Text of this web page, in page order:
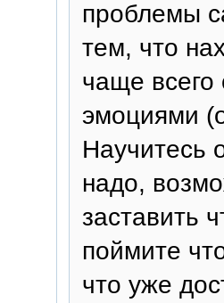
проблемы
тем, что
чаще всего
эмоциями
Научитесь
надо,
заставить
поймите
что уже